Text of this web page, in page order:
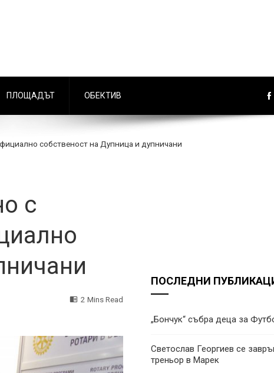
ПЛОЩАДЪТ ОБЕКТИВ
собственост на Дупница и дупничани
с
2 Mins Read
ПОСЛЕДНИ
„Бончук“ събра деца за
Светослав Георгиев се
треньор в Марек